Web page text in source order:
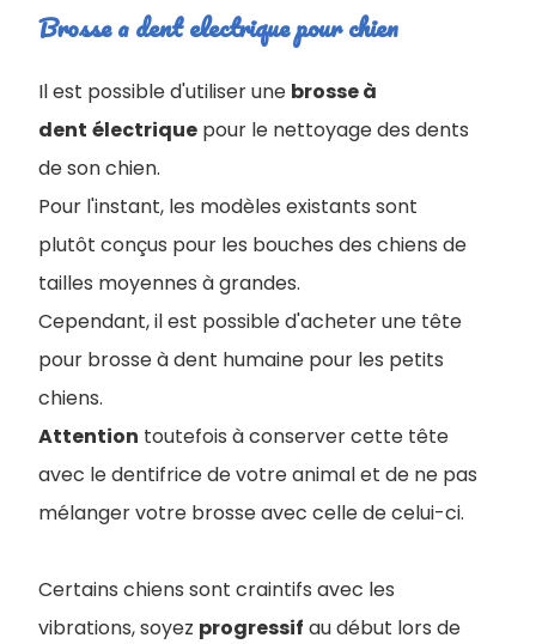
Brosse a dent electrique pour chien
Il est possible d'utiliser une brosse à
dent électrique pour le nettoyage des dents
de son chien.
Pour l'instant, les modèles existants sont
plutôt conçus pour les bouches des chiens de
tailles moyennes à grandes.
Cependant, il est possible d'acheter une tête
pour brosse à dent humaine pour les petits
chiens.
Attention toutefois à conserver cette tête
avec le dentifrice de votre animal et de ne pas
mélanger votre brosse avec celle de celui-ci.
Certains chiens sont craintifs avec les
vibrations, soyez progressif au début lors de